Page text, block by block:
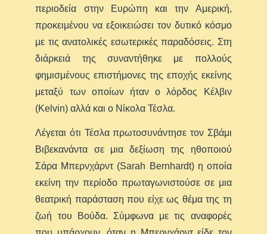
περιοδεία στην Ευρώπη και την Αμερική,
προκειμένου να εξοικειώσει τον δυτικό κόσμο
με τις ανατολικές εσωτερικές παραδόσεις. Στη
διάρκειά της συναντήθηκε με πολλούς
φημισμένους επιστήμονες της εποχής εκείνης
μεταξύ των οποίων ήταν ο λόρδος Κέλβιν
(Kelvin) αλλά και ο Νίκολα Τέσλα.
Λέγεται ότι Τέσλα πρωτοσυνάντησε τον Σβάμι
Βιβεκανάντα σε μια δεξίωση της ηθοποιού
Σάρα Μπερνχάρντ (Sarah Bernhardt) η οποία
εκείνη την περίοδο πρωταγωνιστούσε σε μια
θεατρική παράσταση που είχε ως θέμα της τη
ζωή του Βούδα. Σύμφωνα με τις αναφορές